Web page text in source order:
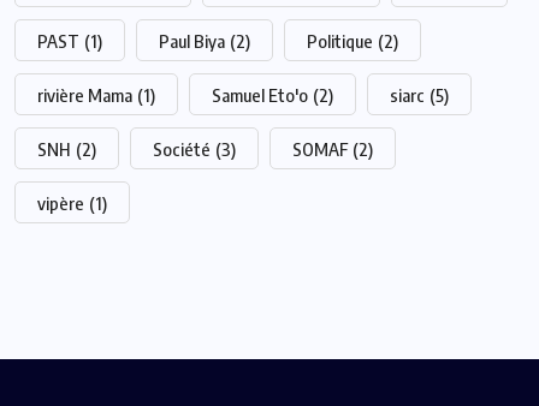
PAST (1) Paul Biya (2) Politique (2)
rivière Mama (1) Samuel Eto'o (2) siarc (5)
SNH (2) Société (3) SOMAF (2)
vipère (1)